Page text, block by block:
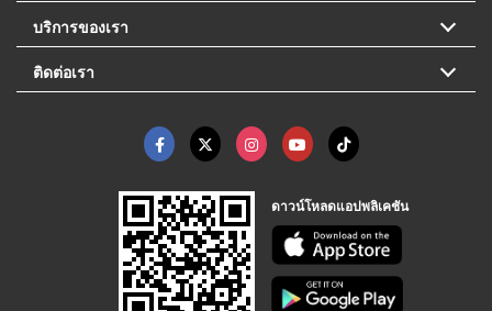
บริการของเรา
ติดต่อเรา
ดาวน์โหลดแอปพลิเคชัน